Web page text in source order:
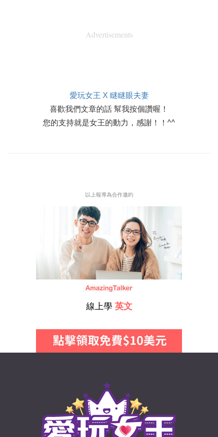
Advertisements
愛玩女王 X 瞇瞇眼夫妻
喜歡我們文章的話 幫我按個讚喔！
您的支持就是女王的動力，感謝！！^^
以上報導為合作邀約
線上學 英文